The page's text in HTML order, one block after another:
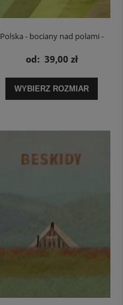
Polska - bociany nad polami -
plakat
od: 39,00 zł
WYBIERZ ROZMIAR